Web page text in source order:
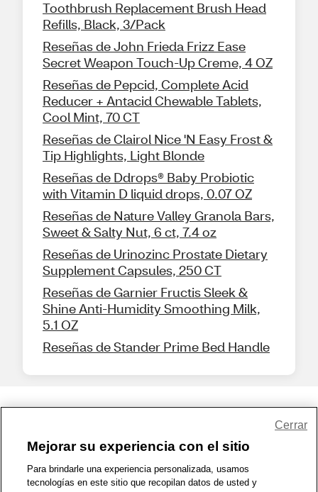
Toothbrush Replacement Brush Head
Refills, Black, 3/Pack
Reseñas de John Frieda Frizz Ease
Secret Weapon Touch-Up Creme, 4 OZ
Reseñas de Pepcid, Complete Acid
Reducer + Antacid Chewable Tablets,
Cool Mint, 70 CT
Reseñas de Clairol Nice 'N Easy Frost &
Tip Highlights, Light Blonde
Reseñas de Ddrops® Baby Probiotic
with Vitamin D liquid drops, 0.07 OZ
Reseñas de Nature Valley Granola Bars,
Sweet & Salty Nut, 6 ct, 7.4 oz
Reseñas de Urinozinc Prostate Dietary
Supplement Capsules, 250 CT
Reseñas de Garnier Fructis Sleek &
Shine Anti-Humidity Smoothing Milk,
5.1 OZ
Reseñas de Stander Prime Bed Handle
1-800-679-9691 | Contáctenos | Términos de Uso | Accesibilidad
Política de Privacidad | WA Privacy Policy | Mapa del sitio
Mejorar su experiencia con el sitio
Para brindarle una experiencia personalizada, usamos
tecnologías en este sitio que recopilan datos de usted y
Cerrar